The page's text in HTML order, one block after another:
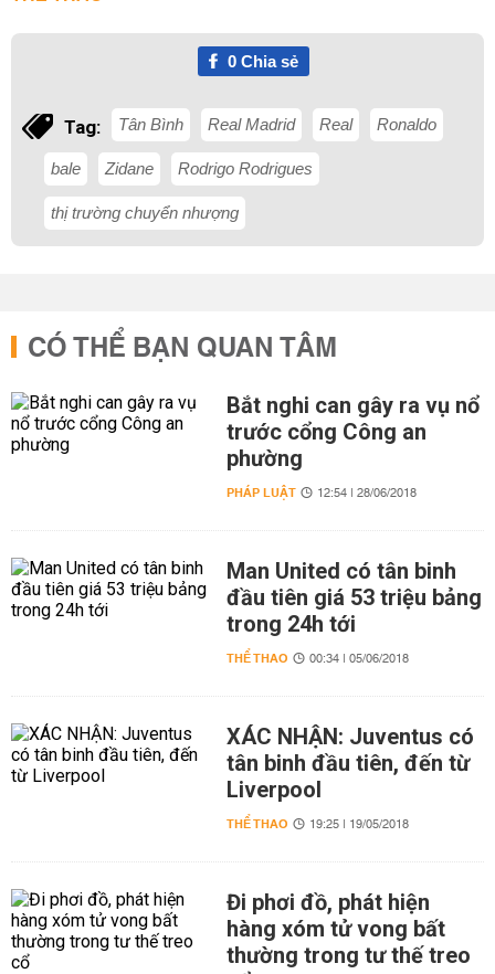
0Chia sẻ
Tag: Tân Bình Real Madrid Real Ronaldo
bale Zidane Rodrigo Rodrigues
thị trường chuyển nhượng
CÓ THỂ BẠN QUAN TÂM
Bắt nghi can gây ra vụ nổ
trước cổng Công an
phường
PHÁP LUẬT 12:54 | 28/06/2018
Man United có tân binh
đầu tiên giá 53 triệu bảng
trong 24h tới
THỂ THAO 00:34 | 05/06/2018
XÁC NHẬN: Juventus có
tân binh đầu tiên, đến từ
Liverpool
THỂ THAO 19:25 | 19/05/2018
Đi phơi đồ, phát hiện
hàng xóm tử vong bất
thường trong tư thế treo